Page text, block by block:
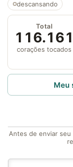
descansando
Total
116.161
corações tocados
Meu
Antes de enviar